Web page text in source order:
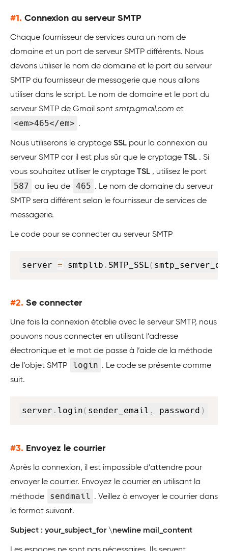
#1. Connexion au serveur SMTP
Chaque fournisseur de services aura un nom de
domaine et un port de serveur SMTP différents. Nous
devons utiliser le nom de domaine et le port du serveur
SMTP du fournisseur de messagerie que nous allons
utiliser dans le script. Le nom de domaine et le port du
serveur SMTP de Gmail sont smtp.gmail.com et
<em>465</em> .
Nous utiliserons le cryptage SSL pour la connexion au
serveur SMTP car il est plus sûr que le cryptage TSL . Si
vous souhaitez utiliser le cryptage TSL , utilisez le port
587 au lieu de 465 . Le nom de domaine du serveur
SMTP sera différent selon le fournisseur de services de
messagerie.
Le code pour se connecter au serveur SMTP
server = smtplib . SMTP_SSL(
#2. Se connecter
Une fois la connexion établie avec le serveur SMTP, nous
pouvons nous connecter en utilisant l’adresse
électronique et le mot de passe à l’aide de la méthode
de l’objet SMTP
login . Le code se présente comme
suit.
server . login( sender_email , password )
#3. Envoyez le courrier
Après la connexion, il est impossible d’attendre pour
envoyer le courrier. Envoyez le courrier en utilisant la
méthode
sendmail . Veillez à envoyer le courrier dans
le format suivant.
Subject : your_subject_for \newline mail_content